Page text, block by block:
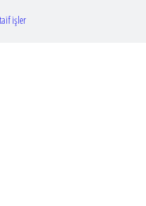
işler